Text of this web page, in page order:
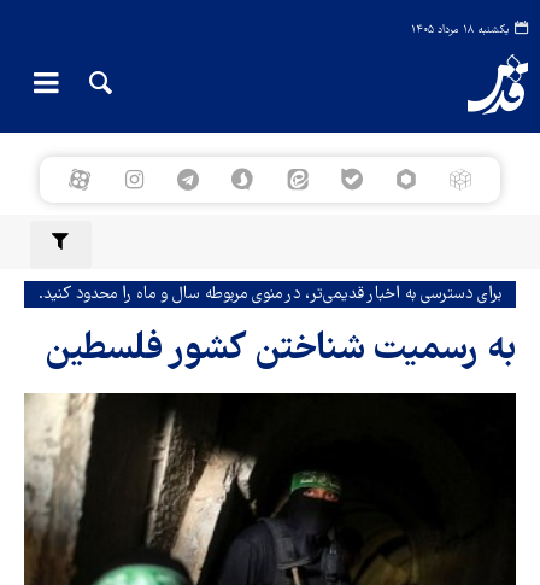
یکشنبه ۱۸ مرداد ۱۴۰۵
برای دسترسی به اخبار قدیمی‌تر، در منوی مربوطه سال و ماه را محدود کنید.
به رسمیت شناختن کشور فلسطین